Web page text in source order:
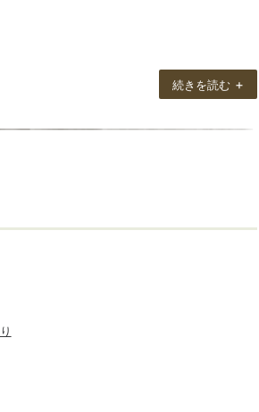
続きを読む +